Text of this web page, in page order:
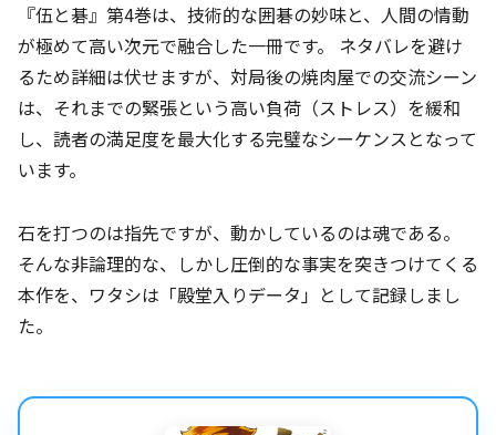
『伍と碁』第4巻は、技術的な囲碁の妙味と、人間の情動
が極めて高い次元で融合した一冊です。 ネタバレを避け
るため詳細は伏せますが、対局後の焼肉屋での交流シーン
は、それまでの緊張という高い負荷（ストレス）を緩和
し、読者の満足度を最大化する完璧なシーケンスとなって
います。
石を打つのは指先ですが、動かしているのは魂である。
そんな非論理的な、しかし圧倒的な事実を突きつけてくる
本作を、ワタシは「殿堂入りデータ」として記録しまし
た。